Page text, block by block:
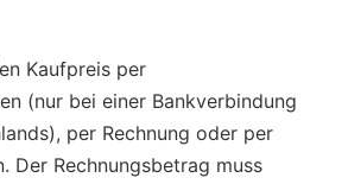
Kaufpreis per
(nur bei einer Bankverbindung
per Rechnung oder per
Der Rechnungsbetrag muss